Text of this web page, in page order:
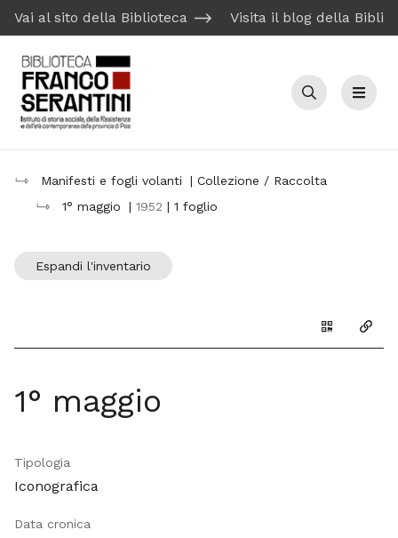
Vai al sito della Biblioteca Visita il blog della
Cerca Menu
Manifesti e fogli volanti
| Collezione / Raccolta
1° maggio
| 1952 | 1 foglio
Espandi l'inventario
Genera il
1° maggio
Tipologia
Iconografica
Data cronica